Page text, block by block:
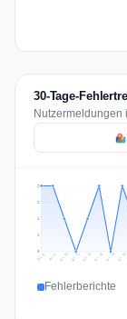
30-Tage-
Nutzermeldungen
1
1
2
2
Jul 8 Jul 9 Jul 10 Jul 11 Jul 12 Jul 13 Jul 14 Jul 15
Fehlerberichte